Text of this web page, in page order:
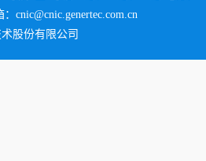
cnic@cnic.genertec.com.cn
股份有限公司